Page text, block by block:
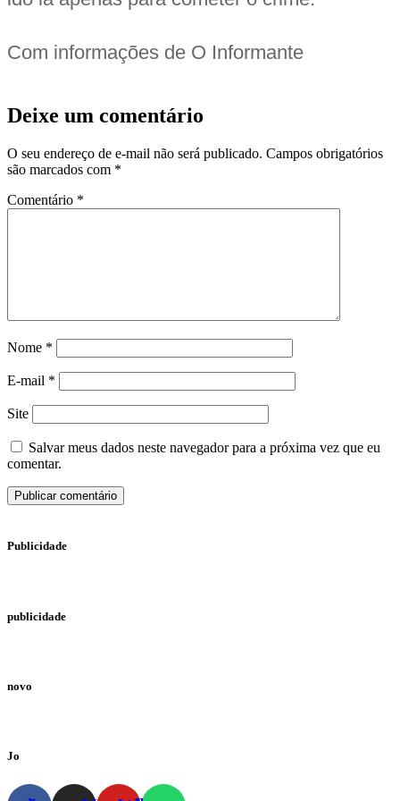
Com informações de O Informante
Deixe um comentário
O seu endereço de e-mail não será publicado. Campos obrigatórios
são marcados com *
Comentário *
Nome *
E-mail *
Site
Salvar meus dados neste navegador para a próxima vez que eu
comentar.
Publicidade
publicidade
novo
Jo